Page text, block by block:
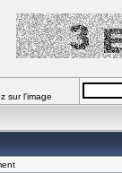
sur l'image